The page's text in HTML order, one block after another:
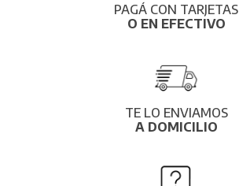
PAGÁ CON TARJETAS
O EN EFECTIVO
TE LO ENVIAMOS
A DOMICILIO